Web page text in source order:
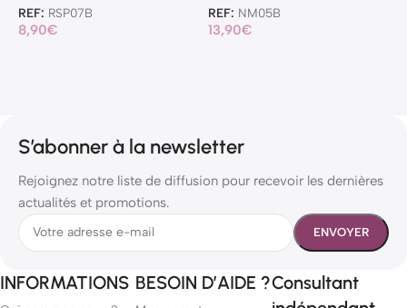
REF: RSP07B
8,90€
REF: NM05B
13,90€
S’abonner à la newsletter
Rejoignez notre liste de diffusion pour recevoir les dernières
actualités et promotions.
INFORMATIONS BESOIN D’AIDE ?Consultant